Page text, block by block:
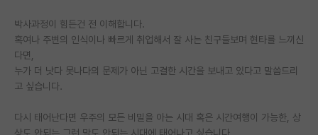
박사과정이 힘든건 전 이해합니다.
혹여나 주변의 인식이나 빠르게 취업해서 잘 사는 친구들보며 현타를 느끼신
다면,
누가 더 낫다 못나다의 문제가 아닌 고결한 시간을 보내고 있다고 말씀드리
고 싶습니다.
다시 태어난다면 우주의 모든 비밀을 아는 시대 혹은 시간여행이 가능한, 상